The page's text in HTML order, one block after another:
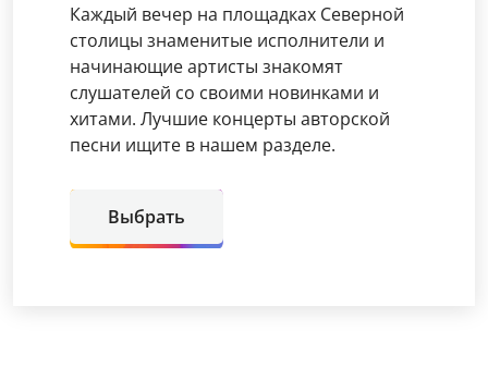
Каждый вечер на площадках Северной
столицы знаменитые исполнители и
начинающие артисты знакомят
слушателей со своими новинками и
хитами. Лучшие концерты авторской
песни ищите в нашем разделе.
Выбрать